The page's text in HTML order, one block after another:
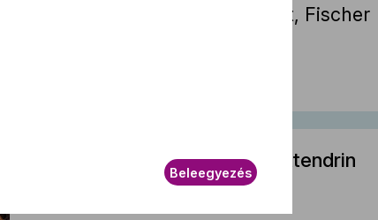
Leonskaja, Duda Éva Társulat, Fischer
Turné: Luzerni Fesztivál – Mittendrin
Beleegyezés